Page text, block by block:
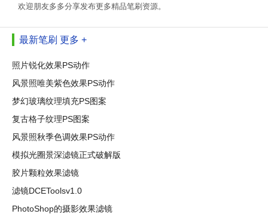
欢迎朋友多多分享发布更多精品笔刷资源。
最新笔刷 更多 +
照片锐化效果PS动作
风景照唯美紫色效果PS动作
梦幻玻璃纹理填充PS图案
复古格子纹理PS图案
风景照秋季色调效果PS动作
模拟光圈景深滤镜正式破解版
胶片颗粒效果滤镜
滤镜DCEToolsv1.0
PhotoShop的摄影效果滤镜